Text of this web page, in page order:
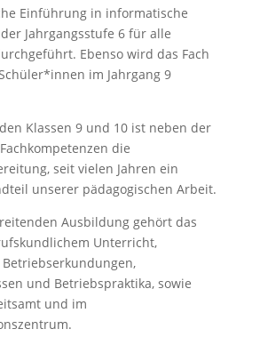
Einführung in informatische
Jahrgangsstufe 6 für alle
Ebenso wird das Fach
im Jahrgang 9
Klassen 9 und 10 ist neben der
die
seit vielen Jahren ein
unserer pädagogischen Arbeit.
Ausbildung gehört das
Unterricht,
und Betriebspraktika, sowie
und im